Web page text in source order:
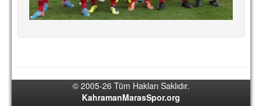
HAKKIMIZDA
İRTİBAT
REKLAM YAYINI
© 2005-26 Tüm Hakları Saklıdır.
KahramanMarasSpor.org